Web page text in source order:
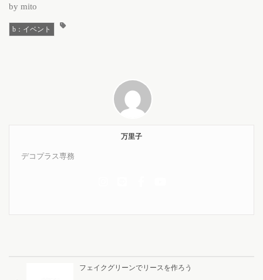
by mito
b：イベント
万里子
デコプラス専務
フェイクグリーンでリースを作ろう